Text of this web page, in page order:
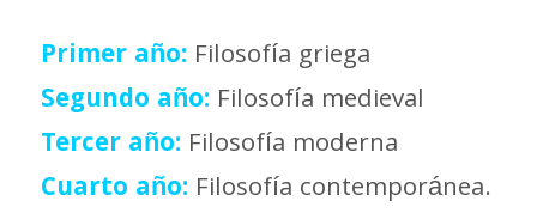
Primer año:Filosofía griega
Segundo año:Filosofía medieval
Tercer año:Filosofía moderna
Cuarto año:Filosofía contemporánea.